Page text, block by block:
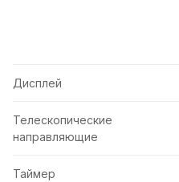
Дисплей
Телескопические
направляющие
Таймер